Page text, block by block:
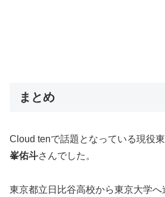
まとめ
Cloud tenで話題となっている現役東
峯佑斗さんでした。
東京都立日比谷高校から東京大学